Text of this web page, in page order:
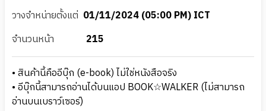
วางจำหน่ายตั้งแต่ 01/11/2024 (05:00 PM) ICT
จำนวนหน้า
215
• สินค้านี้คืออีบุ๊ก (e-book) ไม่ใช่หนังสือจริง
• อีบุ๊กนี้สามารถอ่านได้บนแอป BOOK☆WALKER (ไม่สามารถ
อ่านบนเบราว์เซอร์)